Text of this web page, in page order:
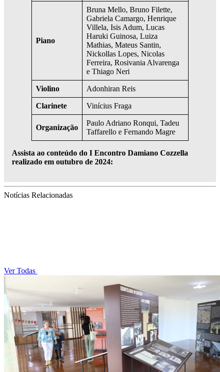
Piano
Bruna Mello, Bruno Filette,
Gabriela Camargo, Henrique
Villela, Isis Adum, Lucas
Haruki Guinosa, Luiza
Mathias, Mateus Santin,
Nickollas Lopes, Nicolas
Ferreira, Rosivania Alvarenga
e Thiago Neri
Violino Adonhiran Reis
Clarinete Vinícius Fraga
Organização
Paulo Adriano Ronqui, Tadeu
Taffarello e Fernando Magre
Assista ao conteúdo do I Encontro Damiano Cozzella
realizado em outubro de 2024:
Notícias Relacionadas
Ver Todas